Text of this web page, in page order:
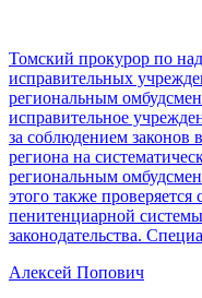
Томский прокурор по
исправительных
региональным
исправительное
за соблюдением законов
региона на
региональным
этого также
пенитенциарной
законодательства.
Алексей Попович